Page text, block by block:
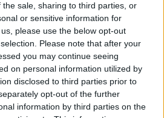
sale, sharing to third parties, or
or sensitive information for
please use the below opt-out
Please note that after your
you may continue seeing
on personal information utilized by
disclosed to third parties prior to
opt-out of the further
information by third parties on the
Branca
01.
tartogat az
múzeumok, templomok
dóm, és ne feledkezzünk
ról sem. Az 1,35 milliós